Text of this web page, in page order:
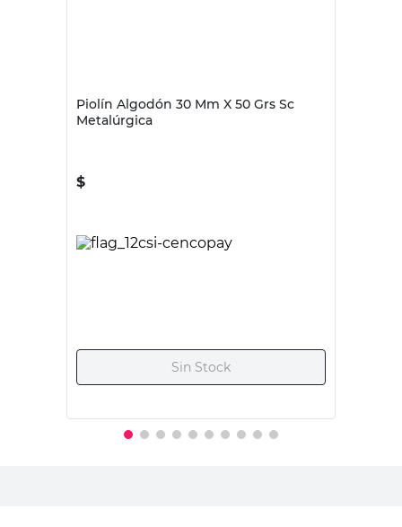
Piolín Algodón 30 Mm X 50 Grs Sc